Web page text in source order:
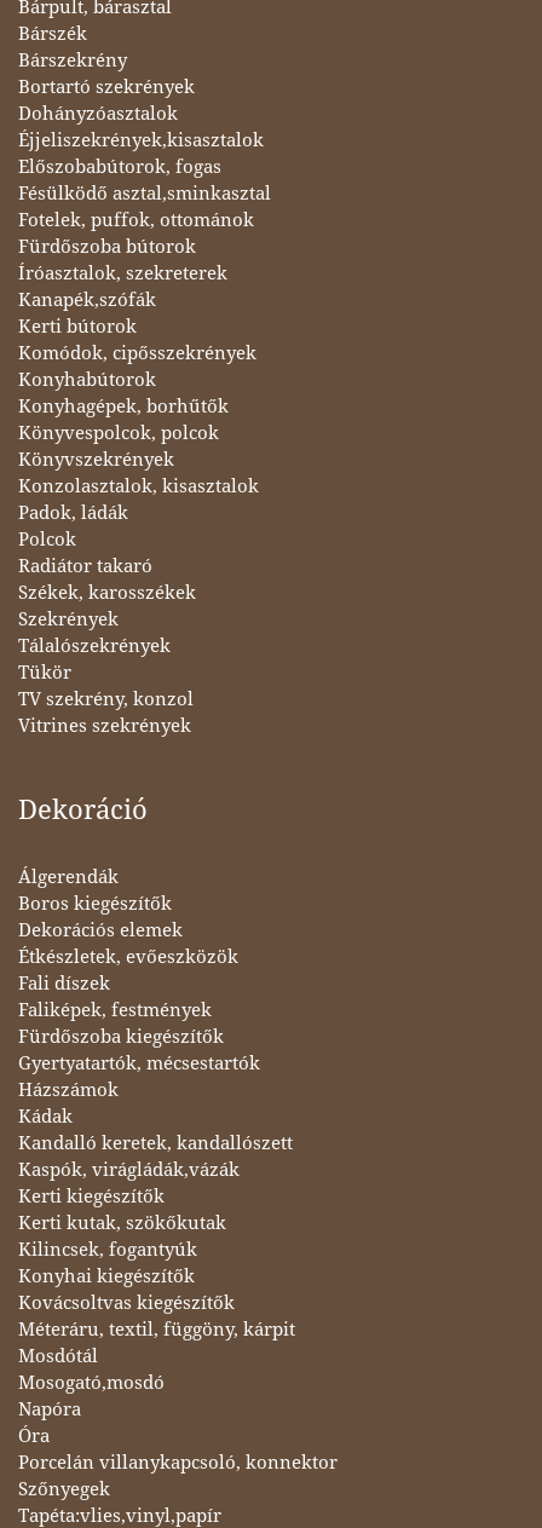
Bárpult, bárasztal
Bárszék
Bárszekrény
Bortartó szekrények
Dohányzóasztalok
Éjjeliszekrények,kisasztalok
Előszobabútorok, fogas
Fésülködő asztal,sminkasztal
Fotelek, puffok, ottománok
Fürdőszoba bútorok
Íróasztalok, szekreterek
Kanapék,szófák
Kerti bútorok
Komódok, cipősszekrények
Konyhabútorok
Konyhagépek, borhűtők
Könyvespolcok, polcok
Könyvszekrények
Konzolasztalok, kisasztalok
Padok, ládák
Polcok
Radiátor takaró
Székek, karosszékek
Szekrények
Tálalószekrények
Tükör
TV szekrény, konzol
Vitrines szekrények
Dekoráció
Álgerendák
Boros kiegészítők
Dekorációs elemek
Étkészletek, evőeszközök
Fali díszek
Faliképek, festmények
Fürdőszoba kiegészítők
Gyertyatartók, mécsestartók
Házszámok
Kádak
Kandalló keretek, kandallószett
Kaspók, virágládák,vázák
Kerti kiegészítők
Kerti kutak, szökőkutak
Kilincsek, fogantyúk
Konyhai kiegészítők
Kovácsoltvas kiegészítők
Méteráru, textil, függöny, kárpit
Mosdótál
Mosogató,mosdó
Napóra
Óra
Porcelán villanykapcsoló, konnektor
Szőnyegek
Tapéta:vlies,vinyl,papír